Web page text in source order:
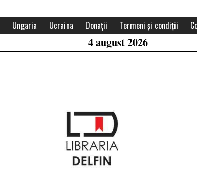
Area
Ungaria Ucraina Donații Termeni și condiții
4 august 2026